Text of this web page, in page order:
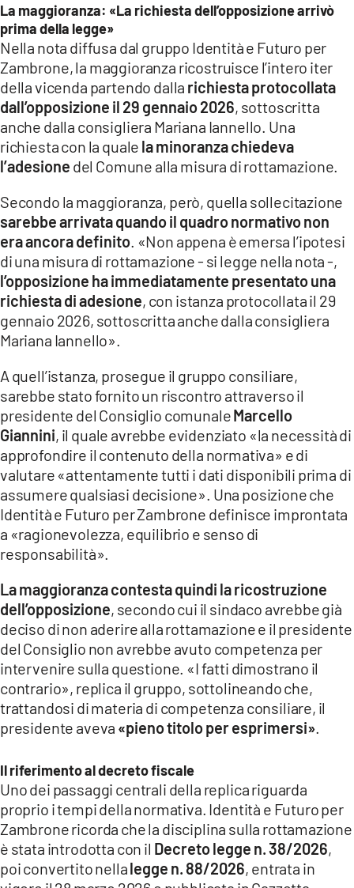
La maggioranza: «La richiesta dell’opposizione arrivò
prima della legge»
Nella nota diffusa dal gruppo Identità e Futuro per
Zambrone, la maggioranza ricostruisce l’intero iter
della vicenda partendo dalla richiesta protocollata
dall’opposizione il 29 gennaio 2026, sottoscritta
anche dalla consigliera Mariana Iannello. Una
richiesta con la quale la minoranza chiedeva
l’adesione del Comune alla misura di rottamazione.
Secondo la maggioranza, però, quella sollecitazione
sarebbe arrivata quando il quadro normativo non
era ancora definito. «Non appena è emersa l’ipotesi
di una misura di rottamazione - si legge nella nota -,
l’opposizione ha immediatamente presentato una
richiesta di adesione, con istanza protocollata il 29
gennaio 2026, sottoscritta anche dalla consigliera
Mariana Iannello».
A quell’istanza, prosegue il gruppo consiliare,
sarebbe stato fornito un riscontro attraverso il
presidente del Consiglio comunaleMarcello
Giannini, il quale avrebbe evidenziato «la necessità di
approfondire il contenuto della normativa» e di
valutare «attentamente tutti i dati disponibili prima di
assumere qualsiasi decisione». Una posizione che
Identità e Futuro per Zambrone definisce improntata
a «ragionevolezza, equilibrio e senso di
responsabilità».
La maggioranza contesta quindi la ricostruzione
dell’opposizione, secondo cui il sindaco avrebbe già
deciso di non aderire alla rottamazione e il presidente
del Consiglio non avrebbe avuto competenza per
intervenire sulla questione. «I fatti dimostrano il
contrario», replica il gruppo, sottolineando che,
trattandosi di materia di competenza consiliare, il
presidente aveva «pieno titolo per esprimersi».
Il riferimento al decreto fiscale
Uno dei passaggi centrali della replica riguarda
proprio i tempi della normativa. Identità e Futuro per
Zambrone ricorda che la disciplina sulla rottamazione
è stata introdotta con il Decreto legge n. 38/2026,
poi convertito nellalegge n. 88/2026, entrata in